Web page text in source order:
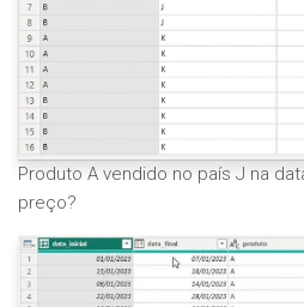
Produto A vendido no país J na
preço?